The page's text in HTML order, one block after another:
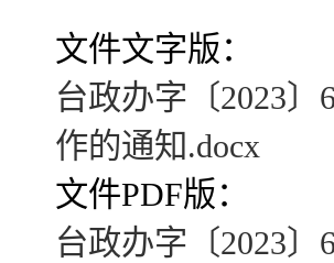
文件文字版：
台政办字〔2023
作的通知.docx
文件PDF版：
台政办字〔2023